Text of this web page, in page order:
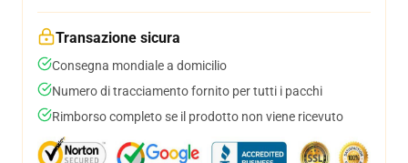
Transazione sicura
Consegna mondiale a domicilio
Numero di tracciamento fornito per tutti i pacchi
Rimborso completo se il prodotto non viene ricevuto